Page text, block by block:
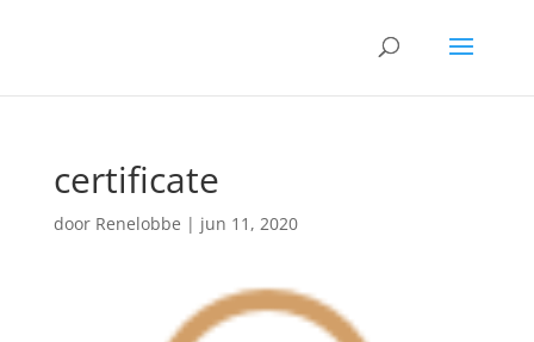
certificate
door Renelobbe | jun 11, 2020